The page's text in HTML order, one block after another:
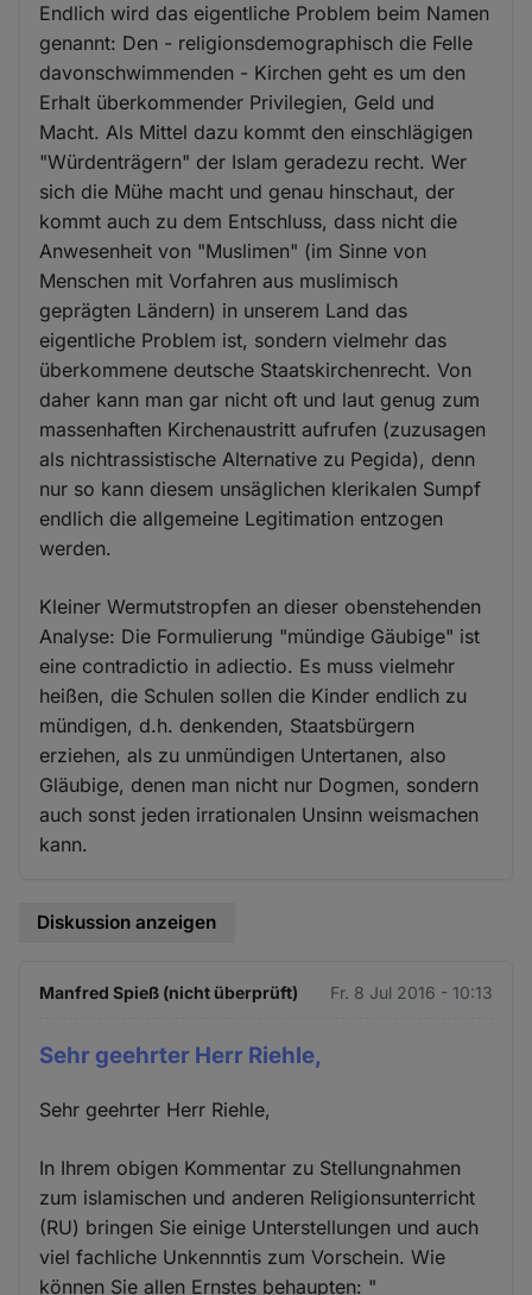
Endlich wird das eigentliche Problem beim Namen
genannt: Den - religionsdemographisch die Felle
davonschwimmenden - Kirchen geht es um den
Erhalt überkommender Privilegien, Geld und
Macht. Als Mittel dazu kommt den einschlägigen
"Würdenträgern" der Islam geradezu recht. Wer
sich die Mühe macht und genau hinschaut, der
kommt auch zu dem Entschluss, dass nicht die
Anwesenheit von "Muslimen" (im Sinne von
Menschen mit Vorfahren aus muslimisch
geprägten Ländern) in unserem Land das
eigentliche Problem ist, sondern vielmehr das
überkommene deutsche Staatskirchenrecht. Von
daher kann man gar nicht oft und laut genug zum
massenhaften Kirchenaustritt aufrufen (zuzusagen
als nichtrassistische Alternative zu Pegida), denn
nur so kann diesem unsäglichen klerikalen Sumpf
endlich die allgemeine Legitimation entzogen
werden.
Kleiner Wermutstropfen an dieser obenstehenden
Analyse: Die Formulierung "mündige Gäubige" ist
eine contradictio in adiectio. Es muss vielmehr
heißen, die Schulen sollen die Kinder endlich zu
mündigen, d.h. denkenden, Staatsbürgern
erziehen, als zu unmündigen Untertanen, also
Gläubige, denen man nicht nur Dogmen, sondern
auch sonst jeden irrationalen Unsinn weismachen
kann.
Diskussion anzeigen
Manfred Spieß (nicht überprüft) Fr. 8 Jul 2016 - 10:13
Sehr geehrter Herr Riehle,
Sehr geehrter Herr Riehle,
In Ihrem obigen Kommentar zu Stellungnahmen
zum islamischen und anderen Religionsunterricht
(RU) bringen Sie einige Unterstellungen und auch
viel fachliche Unkennntis zum Vorschein. Wie
können Sie allen Ernstes behaupten: "